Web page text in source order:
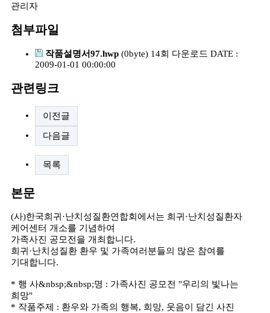
관리자
첨부파일
작품설명서97.hwp (0byte) 14회 다운로드 DATE :
2009-01-01 00:00:00
관련링크
이전글
다음글
목록
본문
(사)한국희귀·난치성질환연합회에서는 희귀·난치성질환자
케어센터 개소를 기념하여
가족사진 공모전을 개최합니다.
희귀·난치성질환 환우 및 가족여러분들의 많은 참여를
기대합니다.
* 행 사&nbsp;&nbsp;명 : 가족사진 공모전 "우리의 빛나는
희망"
* 작품주제 : 환우와 가족의 행복, 희망, 웃음이 담긴 사진